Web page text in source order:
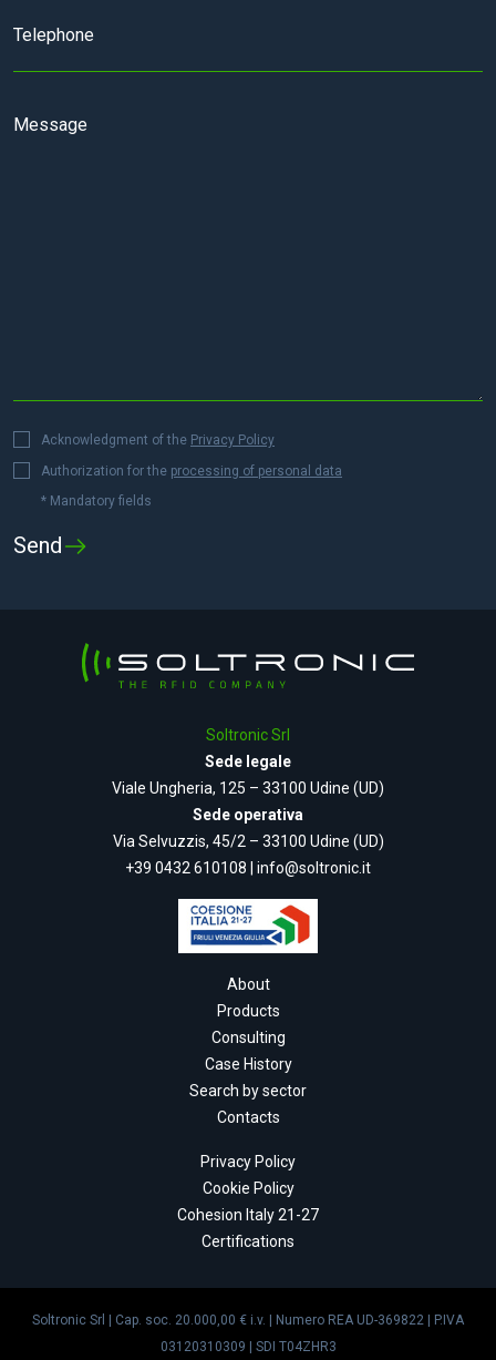
Acknowledgment of the Privacy Policy
Authorization for the processing of personal data
* Mandatory fields
Soltronic Srl
Sede legale
Viale Ungheria, 125 – 33100 Udine (UD)
Sede operativa
Via Selvuzzis, 45/2 – 33100 Udine (UD)
+39 0432 610108
info@soltronic.it
About
Products
Consulting
Case History
Search by sector
Contacts
Privacy Policy
Cookie Policy
Cohesion Italy 21-27
Certifications
Soltronic Srl | Cap. soc. 20.000,00 € i.v. | Numero REA UD-369822 | P.IVA
03120310309 | SDI T04ZHR3